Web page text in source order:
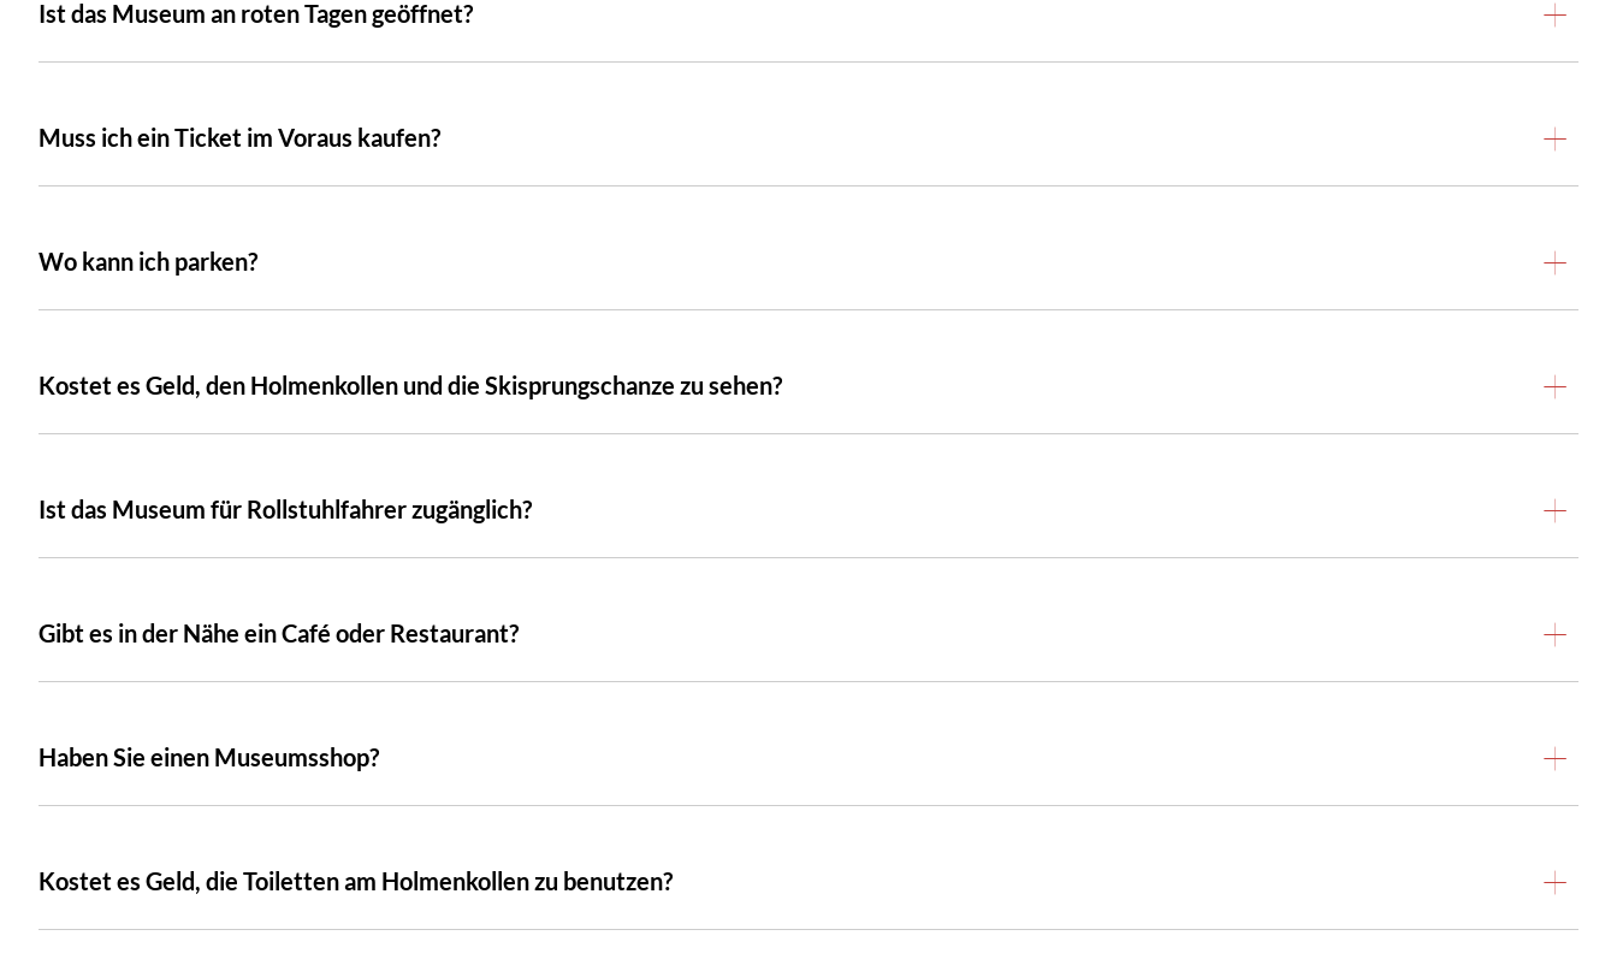
Ist das Museum an roten Tagen geöffnet?
Muss ich ein Ticket im Voraus kaufen?
Wo kann ich parken?
Kostet es Geld, den Holmenkollen und die Skisprungschanze zu sehen?
Ist das Museum für Rollstuhlfahrer zugänglich?
Gibt es in der Nähe ein Café oder Restaurant?
Haben Sie einen Museumsshop?
Kostet es Geld, die Toiletten am Holmenkollen zu benutzen?